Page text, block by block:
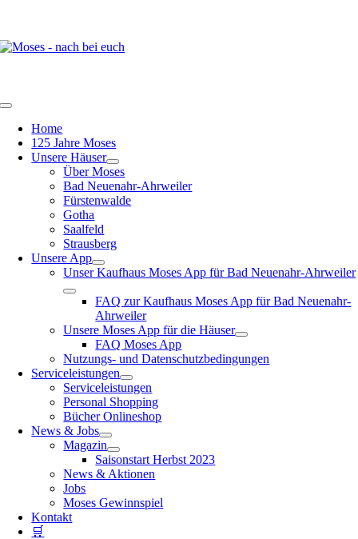
Zum
Toggle
NavigationHome
125 Jahre Moses
Unsere Häuser
Über Moses
Bad Neuenahr-Ahrweiler
Fürstenwalde
Gotha
Saalfeld
Strausberg
Unsere App
Unser Kaufhaus Moses App für Bad Neuenahr-Ahrweiler
FAQ zur Kaufhaus Moses App für Bad Neuenahr-
Ahrweiler
Unsere Moses App für die Häuser
FAQ Moses App
Nutzungs- und Datenschutzbedingungen
Serviceleistungen
Serviceleistungen
Personal Shopping
Bücher Onlineshop
News & Jobs
Magazin
Saisonstart Herbst 2023
News & Aktionen
Jobs
Moses Gewinnspiel
Kontakt
🛒